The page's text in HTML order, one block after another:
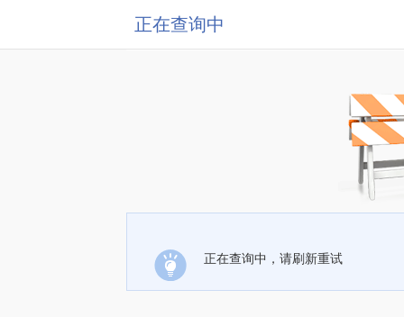
正在查询中
正在查询中，请刷新重试